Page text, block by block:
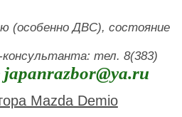
(особенно ДВС), состояние
тел. 8(383)
japanrazbor@ya.ru
Mazda Demio